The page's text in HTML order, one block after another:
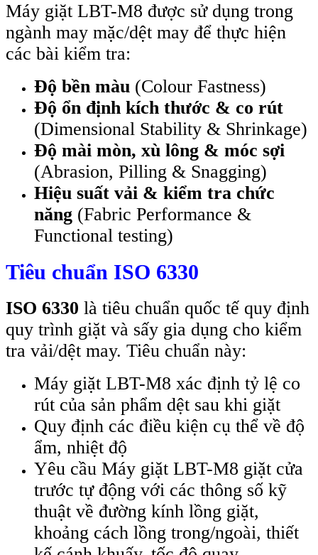
Máy giặt LBT-M8 được sử dụng trong
ngành may mặc/dệt may để thực hiện
các bài kiểm tra:
Độ bền màu (Colour Fastness)
Độ ổn định kích thước & co rút
(Dimensional Stability & Shrinkage)
Độ mài mòn, xù lông & móc sợi
(Abrasion, Pilling & Snagging)
Hiệu suất vải & kiểm tra chức
năng (Fabric Performance &
Functional testing)
Tiêu chuẩn ISO 6330
ISO 6330 là tiêu chuẩn quốc tế quy định
quy trình giặt và sấy gia dụng cho kiểm
tra vải/dệt may. Tiêu chuẩn này:
Máy giặt LBT-M8 xác định tỷ lệ co
rút của sản phẩm dệt sau khi giặt
Quy định các điều kiện cụ thể về độ
ẩm, nhiệt độ
Yêu cầu Máy giặt LBT-M8 giặt cửa
trước tự động với các thông số kỹ
thuật về đường kính lồng giặt,
khoảng cách lồng trong/ngoài, thiết